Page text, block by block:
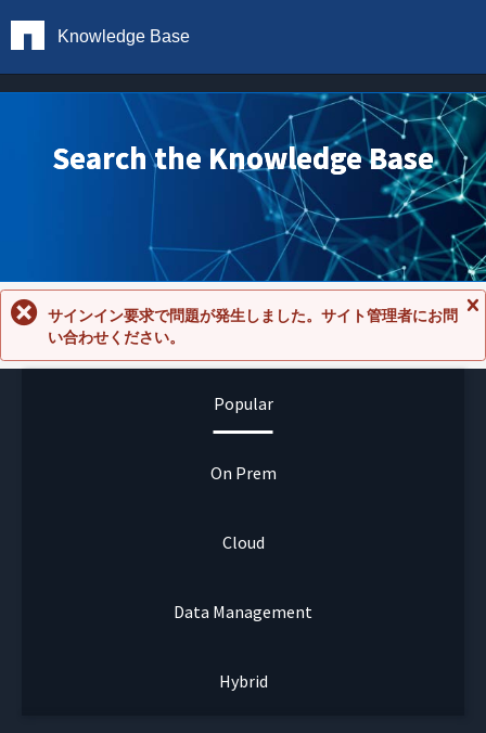
Knowledge Base
Search the Knowledge Base
セ
サインイン要求で問題が発生しました。サイト管理者にお問
い合わせください。
Popular
On Prem
Cloud
Data Management
Hybrid